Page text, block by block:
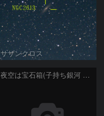
サザンクロス
夜空は宝石箱(子持ち銀河 M51) Seestar50